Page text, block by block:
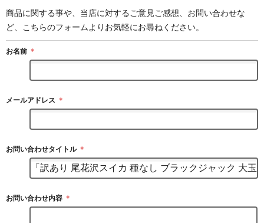
商品に関する事や、当店に対するご意見ご感想、お問い合わせな
ど、こちらのフォームよりお気軽にお尋ねください。
お名前 ＊
メールアドレス ＊
お問い合わせタイトル ＊
お問い合わせ内容 ＊